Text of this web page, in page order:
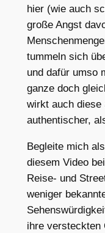
hier (wie auch
große Angst
tummeln sich
und dafür umso
ganze doch
wirkt auch diese
authentischer,
Begleite mich
diesem Video
Reise- und
weniger
ihre versteckten